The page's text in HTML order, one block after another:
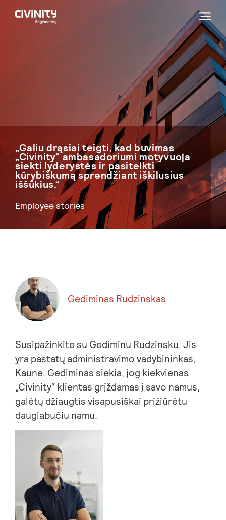
„Galiu drąsiai teigti, kad buvimas
„Civinity“ ambasadoriumi motyvuoja
siekti lyderystės ir pasitelkti
kūrybiškumą sprendžiant iškilusius
iššūkius.“
Employee stories
Gediminas Rudzinskas
Susipažinkite su Gediminu Rudzinsku. Jis
yra pastatų administravimo vadybininkas,
Kaune. Gediminas siekia, jog kiekvienas
„Civinity“ klientas grįždamas į savo namus,
galėtų džiaugtis visapusiškai prižiūrėtu
daugiabučiu namu.